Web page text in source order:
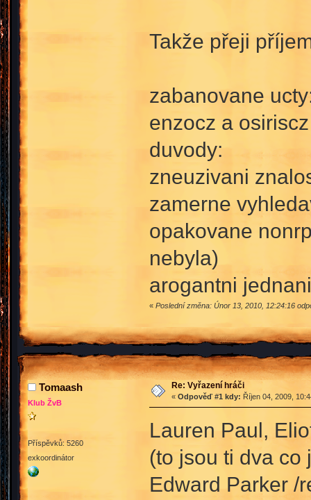
Takže přeji
zabanovane
enzocz a osiriscz
duvody:
zneuzivani
zamerne
opakovane
nebyla)
arogantni
« Poslední změna: Únor 13, 2010, 12:24:16
Tomaash
Klub ŽvB
Příspěvků: 5260
exkoordinátor
Re: Vyřazení hráči
« Odpověď #1 kdy: Říjen 04, 2009,
Lauren Paul,
(to jsou ti dva co
Edward Parker /